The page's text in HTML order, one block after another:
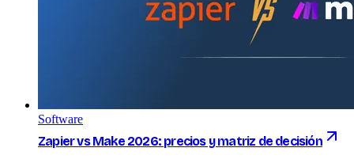
Software
Zapier vs Make 2026: precios y matriz de decisión